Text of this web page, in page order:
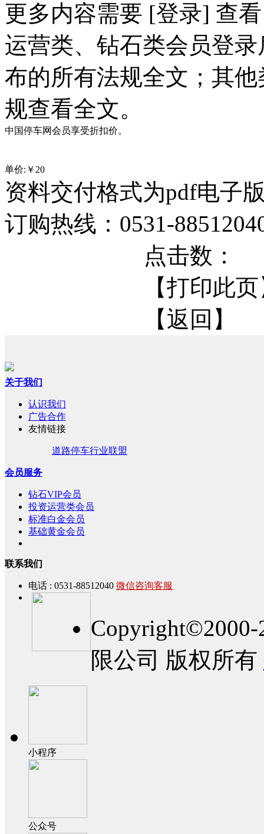
更多内容需要 [登录] 查
运营类、钻石类会员登
布的所有法规全文；其
规查看全文。
中国停车网会员享受折扣价。
单价:￥ 20
资料交付格式为pdf电子
订购热线：0531-
点击数：
【打印此
【返回】
关于我们
认识我们
广告合作
友情链接
道路停车行业联盟
会员服务
钻石VIP会员
投资运营类会员
标准白金会员
基础黄金会员
联系我们
电话 : 0531-88512040 微信咨询客服
限公司 版权所有
小程序
公众号